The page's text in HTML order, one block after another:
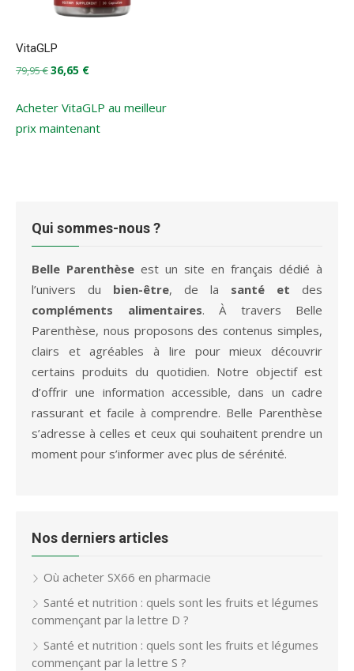
VitaGLP
79,95€Le
initial
36,65 €Le
actuel
Acheter VitaGLP au meilleur
prix maintenant
Qui sommes-nous ?
Belle Parenthèse est un site en français dédié à
l’univers du bien-être, de la santé et des
compléments alimentaires. À travers Belle
Parenthèse, nous proposons des contenus simples,
clairs et agréables à lire pour mieux découvrir
certains produits du quotidien. Notre objectif est
d’offrir une information accessible, dans un cadre
rassurant et facile à comprendre. Belle Parenthèse
s’adresse à celles et ceux qui souhaitent prendre un
moment pour s’informer avec plus de sérénité.
Nos derniers articles
Où acheter SX66 en pharmacie
Santé et nutrition : quels sont les fruits et légumes
commençant par la lettre D ?
Santé et nutrition : quels sont les fruits et légumes
commençant par la lettre S ?